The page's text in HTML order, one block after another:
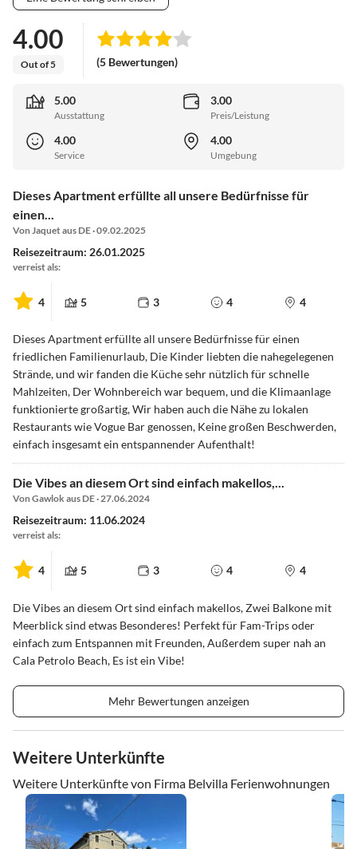
4.00
Out of 5 (5 Bewertungen)
5.00
Ausstattung
3.00
Preis/Leistung
4.00
Service
4.00
Umgebung
Dieses Apartment erfüllte all unsere Bedürfnisse für
einen...
Von Jaquet aus DE · 09.02.2025
Reisezeitraum: 26.01.2025
verreist als:
4 5 3 4 4
Dieses Apartment erfüllte all unsere Bedürfnisse für einen
friedlichen Familienurlaub, Die Kinder liebten die nahegelegenen
Strände, und wir fanden die Küche sehr nützlich für schnelle
Mahlzeiten, Der Wohnbereich war bequem, und die Klimaanlage
funktionierte großartig, Wir haben auch die Nähe zu lokalen
Restaurants wie Vogue Bar genossen, Keine großen Beschwerden,
einfach insgesamt ein entspannender Aufenthalt!
Die Vibes an diesem Ort sind einfach makellos,...
Von Gawlok aus DE · 27.06.2024
Reisezeitraum: 11.06.2024
verreist als:
4 5 3 4 4
Die Vibes an diesem Ort sind einfach makellos, Zwei Balkone mit
Meerblick sind etwas Besonderes! Perfekt für Fam-Trips oder
einfach zum Entspannen mit Freunden, Außerdem super nah an
Cala Petrolo Beach, Es ist ein Vibe!
Mehr Bewertungen anzeigen
Weitere Unterkünfte
Weitere Unterkünfte von Firma Belvilla Ferienwohnungen